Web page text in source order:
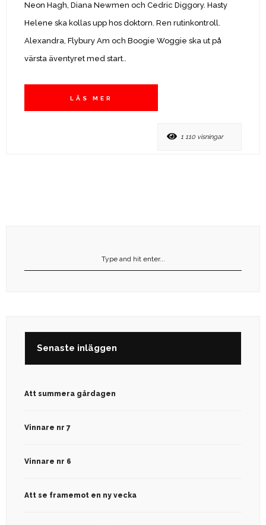
Neon Hagh, Diana Newmen och Cedric Diggory. Hasty
Helene ska kollas upp hos doktorn. Ren rutinkontroll.
Alexandra, Flybury Am och Boogie Woggie ska ut på
värsta äventyret med start..
LÄS MER
1 110 visningar
Senaste inläggen
Att summera gårdagen
Vinnare nr 7
Vinnare nr 6
Att se framemot en ny vecka